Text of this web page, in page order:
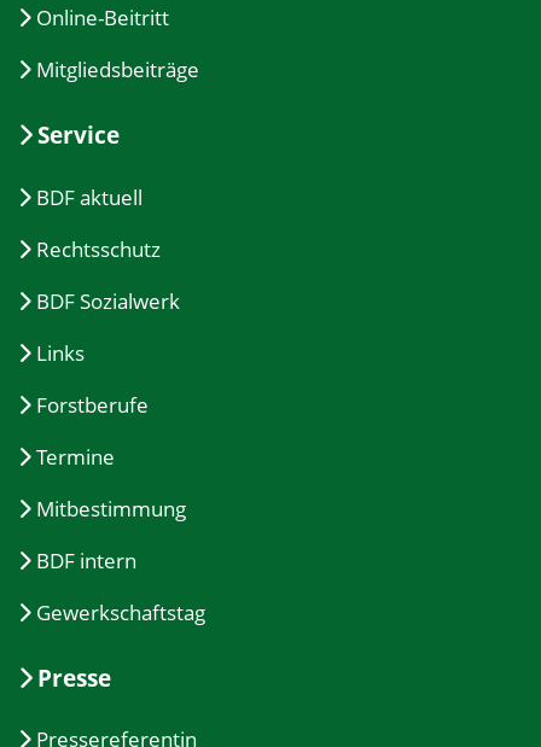
Online-Beitritt
Mitgliedsbeiträge
Service
BDF aktuell
Rechtsschutz
BDF Sozialwerk
Links
Forstberufe
Termine
Mitbestimmung
BDF intern
Gewerkschaftstag
Presse
Pressereferentin